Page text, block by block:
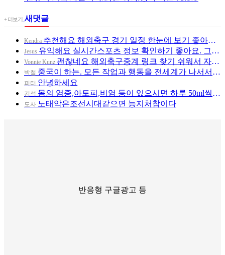
+ 더보기 새댓글
Kendra 추천해요 해외축구 경기 일정 한눈에 보기 좋아요. 그나저나 무료중계라도 저작권 지켜야죠. 앞으로도 좋은 정보…
Jesus 유익해요 실시간스포츠 정보 확인하기 좋아요. 그래도 해외축구 경기 볼 때 정식 스트리밍 서비스 이용해요. 좋…
Vonnie Kunz 괜찮네요 해외축구중계 링크 찾기 쉬워서 자주 와요. 그리고 스포츠중계는 합법적인 경로로만 시청하려 해요. 다…
박철 중국이 하는. 모든 작업과 행동을 전세계가 나서서 감시해야 한다~~!!! 이미 정부차원에선 그런 감시를 하고…
피터 안녕하세요
김석 몸의 염증,아토피,비염 등이 있으시면 하루 50ml씩 두번드시고 미스트 용기에 담아 수시로 뿌리세오! ▶카카…
도사 노태악은조선시대같으면 능지처참이다
반응형 구글광고 등